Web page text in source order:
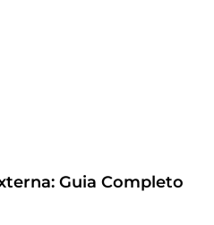
Guia Completo